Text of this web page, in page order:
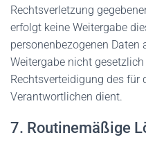
Rechtsverletzung
erfolgt keine Weitergabe
personenbezogenen Daten
Weitergabe nicht
Rechtsverteidigung des für
Verantwortlichen dient.
7. Routinemäßige